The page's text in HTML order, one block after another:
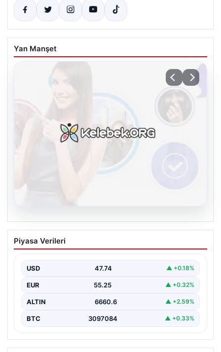
Yan Manşet
Kelebek chat adresi İle Dijital İletişimin
Seviyeli Adresi Ve Muhabbet Deneyimi
kurması ciddi bir hassasiyet barındırmaktadır. Güncel
olarak…
Piyasa Verileri
USD 47.74 ▲ +0.18%
EUR 55.25 ▲ +0.32%
ALTIN 6660.6 ▲ +2.59%
BTC 3097084 ▲ +0.33%